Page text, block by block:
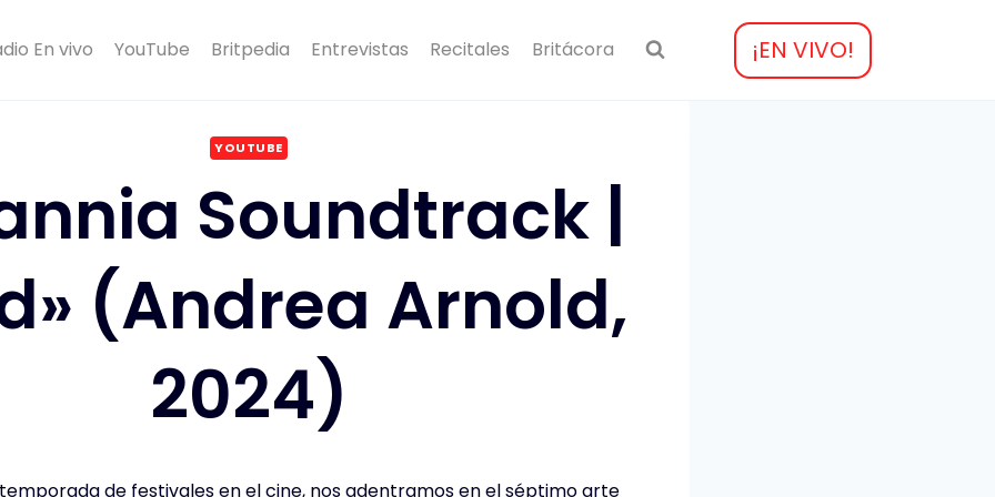
En vivo YouTube Britpedia Entrevistas Recitales Britácora ¡EN VIVO!
YOUTUBE
Soundtrack |
(Andrea Arnold,
2024)
de festivales en el cine, nos adentramos en el séptimo arte